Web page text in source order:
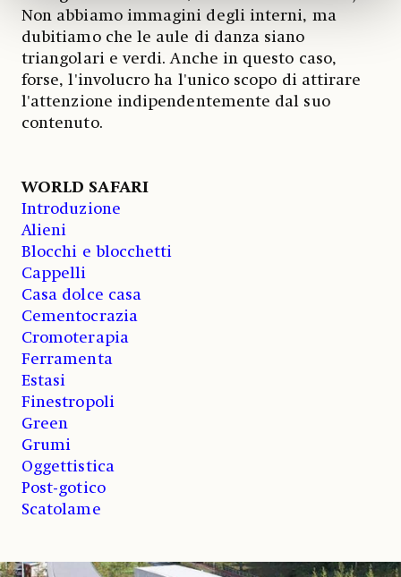
Non abbiamo immagini degli interni, ma
dubitiamo che le aule di danza siano
triangolari e verdi. Anche in questo caso,
forse, l'involucro ha l'unico scopo di attirare
l'attenzione indipendentemente dal suo
contenuto.
WORLD SAFARI
Introduzione
Alieni
Blocchi e blocchetti
Cappelli
Casa dolce casa
Cementocrazia
Cromoterapia
Ferramenta
Estasi
Finestropoli
Green
Grumi
Oggettistica
Post-gotico
Scatolame